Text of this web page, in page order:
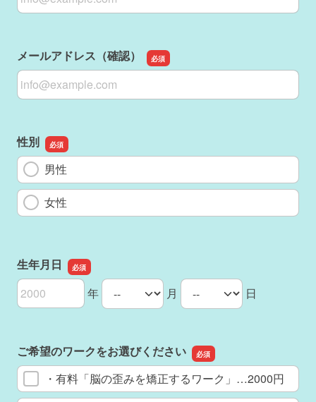
メールアドレス（確認）
メールアドレス（確認）
性別
男性
女性
生年月日
生年月日の年 年
生年月日の月 月
生年月日の日 日
ご希望のワークをお選びください
・有料「脳の歪みを矯正するワーク」…2000円